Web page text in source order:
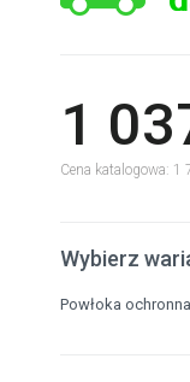
1
Cena katalogowa: 1
Wybierz
Powłoka ochronna